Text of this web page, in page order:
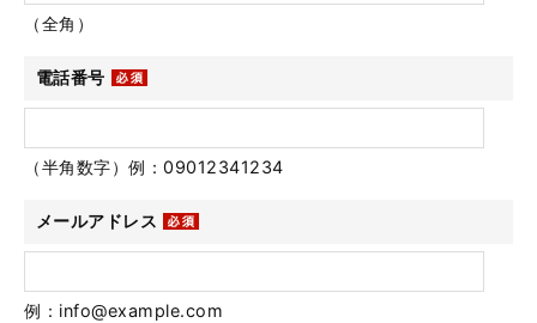
（全角）
電話番号
（半角数字）例：09012341234
メールアドレス
例：info@example.com